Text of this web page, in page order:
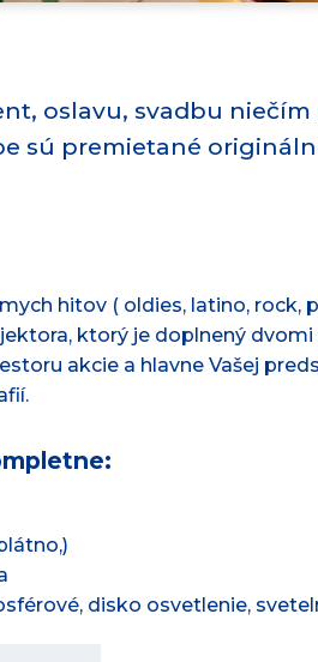
oslavu, svadbu
sú premietané
hitov ( oldies, latino, rock,
ktorý je doplnený
akcie a hlavne Vašej
disko osvetlenie,